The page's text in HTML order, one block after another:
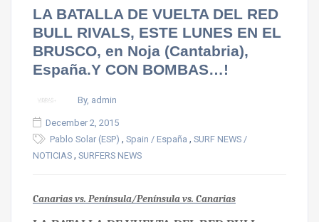
LA BATALLA DE VUELTA DEL RED
BULL RIVALS, ESTE LUNES EN EL
BRUSCO, en Noja (Cantabria),
España.Y CON BOMBAS…!
By, admin
December 2, 2015
Pablo Solar (ESP) , Spain / España , SURF NEWS /
NOTICIAS , SURFERS NEWS
Canarias vs. Península/Península vs. Canarias